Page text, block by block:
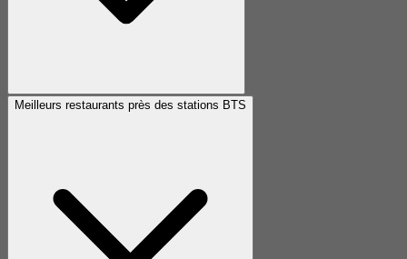
Meilleurs restaurants près des stations BTS